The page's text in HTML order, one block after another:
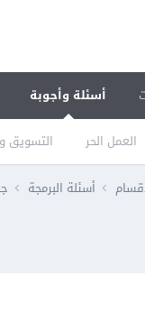
أسئلة وأجوبة
العمل الحر التسويق
أسئلة البرمجة